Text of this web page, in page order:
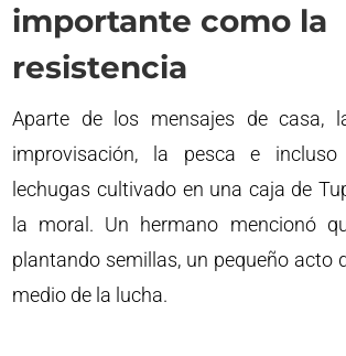
importante como la
resistencia
Aparte de los mensajes de casa,
improvisación, la pesca e
lechugas cultivado en una caja de
la moral. Un hermano mencionó
plantando semillas, un pequeño acto
medio de la lucha.